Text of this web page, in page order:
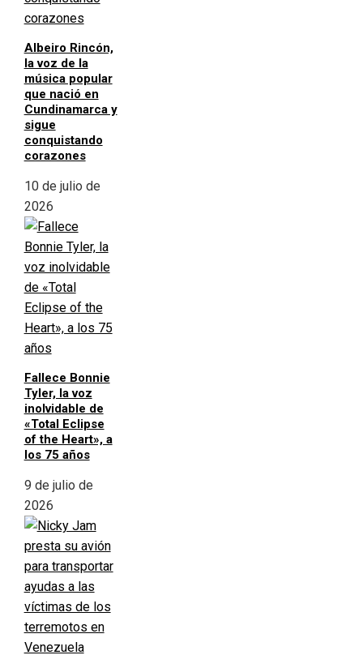
Albeiro Rincón,
la voz de la
música popular
que nació en
Cundinamarca y
sigue
conquistando
corazones
10 de julio de
2026
Fallece Bonnie
Tyler, la voz
inolvidable de
«Total Eclipse
of the Heart», a
los 75 años
9 de julio de
2026